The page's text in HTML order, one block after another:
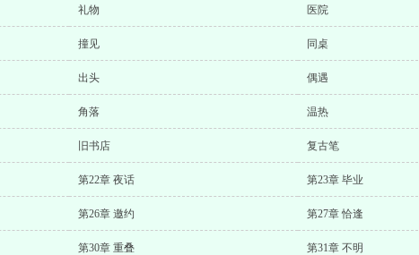
礼物 医院
撞见 同桌
出头 偶遇
角落 温热
旧书店 复古笔
第22章 夜话 第23章 毕业
第26章 邀约 第27章 恰逢
第30章 重叠 第31章 不明